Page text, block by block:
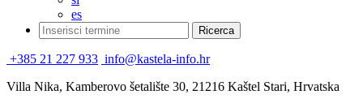
es
+385 21 227 933 info@kastela-info.hr
Villa Nika, Kamberovo šetalište 30, 21216 Kaštel Stari, Hrvatska